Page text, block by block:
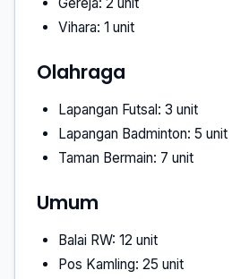
Vihara: 1 unit
Olahraga
Lapangan Futsal: 3 unit
Lapangan Badminton: 5 unit
Taman Bermain: 7 unit
Umum
Balai RW: 12 unit
Pos Kamling: 25 unit